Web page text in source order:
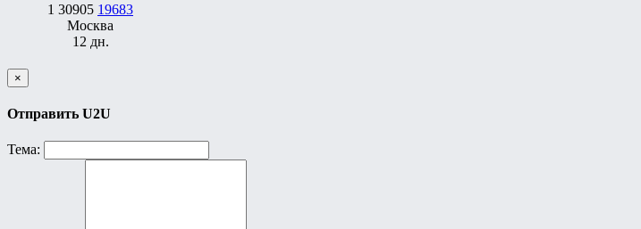
1 30905 19683
Москва
12 дн.
×
Отправить U2U
Тема: